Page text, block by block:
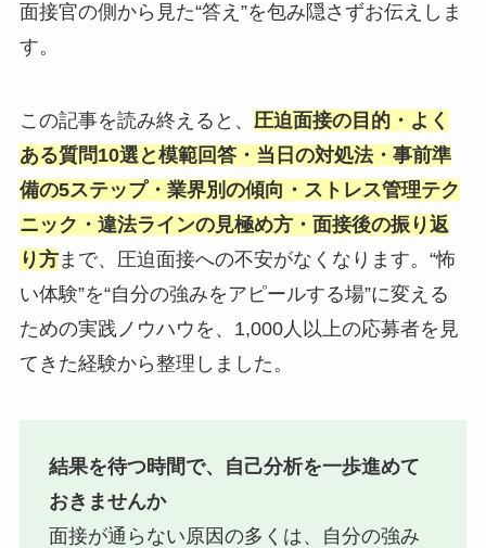
面接官の側から見た“答え”を包み隠さずお伝えしま
す。
この記事を読み終えると、 圧迫面接の目的・よく
ある質問10選と模範回答・当日の対処法・事前準
備の5ステップ・業界別の傾向・ストレス管理テク
ニック・違法ラインの見極め方・面接後の振り返
り方まで、圧迫面接への不安がなくなります。“怖
い体験”を“自分の強みをアピールする場”に変える
ための実践ノウハウを、1,000人以上の応募者を見
てきた経験から整理しました。
結果を待つ時間で、自己分析を一歩進めて
おきませんか
面接が通らない原因の多くは、自分の強み